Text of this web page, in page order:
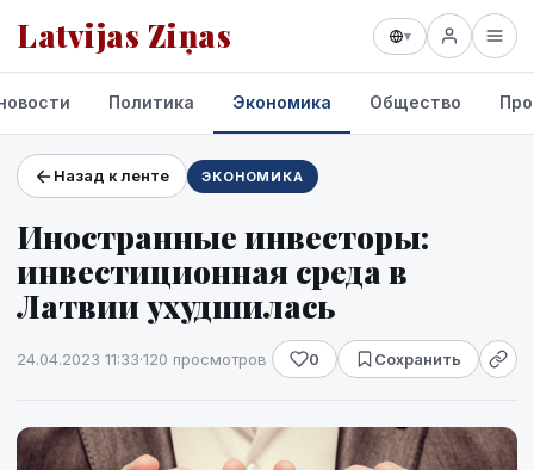
Latvijas Ziņas ▾
Проекты и сервисы
Прогноз погоды
Политика Экономика Общество
Назад к ленте ЭКОНОМИКА
Иностранные инвесторы:
инвестиционная среда в
Латвии ухудшилась
24.04.2023 11:33·120 просмотров 0 Сохранить